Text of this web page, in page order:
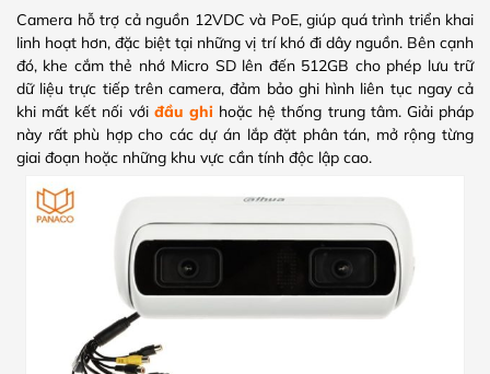
Camera hỗ trợ cả nguồn 12VDC và PoE, giúp quá trình triển khai
linh hoạt hơn, đặc biệt tại những vị trí khó đi dây nguồn. Bên cạnh
đó, khe cắm thẻ nhớ Micro SD lên đến 512GB cho phép lưu trữ
dữ liệu trực tiếp trên camera, đảm bảo ghi hình liên tục ngay cả
khi mất kết nối với đầu ghi hoặc hệ thống trung tâm. Giải pháp
này rất phù hợp cho các dự án lắp đặt phân tán, mở rộng từng
giai đoạn hoặc những khu vực cần tính độc lập cao.